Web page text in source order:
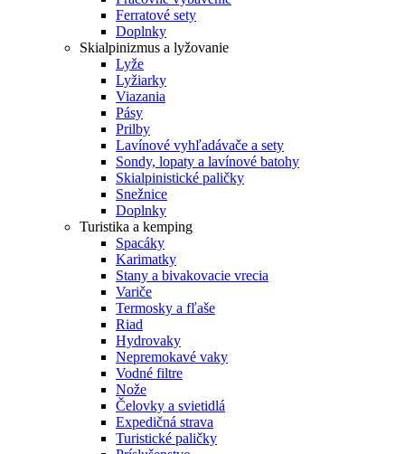
Ferratové sety
Doplnky
Skialpinizmus a lyžovanie
Lyže
Lyžiarky
Viazania
Pásy
Prilby
Lavínové vyhľadávače a sety
Sondy, lopaty a lavínové batohy
Skialpinistické paličky
Snežnice
Doplnky
Turistika a kemping
Spacáky
Karimatky
Stany a bivakovacie vrecia
Variče
Termosky a fľaše
Riad
Hydrovaky
Nepremokavé vaky
Vodné filtre
Nože
Čelovky a svietidlá
Expedičná strava
Turistické paličky